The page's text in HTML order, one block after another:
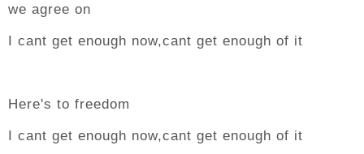
we agree on
I cant get enough now,cant get enough of it
Here's to freedom
I cant get enough now,cant get enough of it